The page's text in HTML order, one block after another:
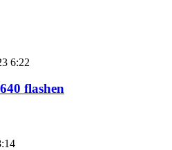
6:22
flashen